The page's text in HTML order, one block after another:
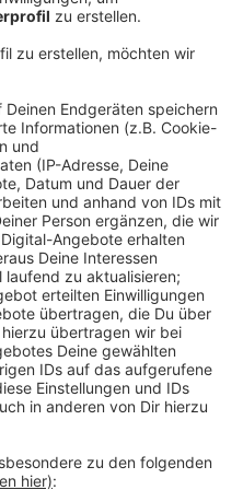
16:59
Hintergrund ist
der ehemaligen
und der
Gemeinden.
sie sich zur Sparkasse
– jetzt wird die
Für die meisten
nichts geändert –in
neue IBAN Nummer.
hat es ebenfalls